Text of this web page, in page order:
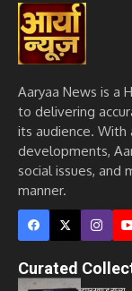
Aaryaa News is a
to delivering
its audience. With
developments,
social issues,
manner.
Curated